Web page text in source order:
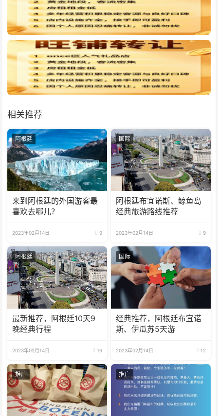
相关推荐
阿根廷
来到阿根廷的外国游客最
喜欢去哪儿？
2023年02月14日 9
国际
阿根廷布宜诺斯、鲸鱼岛
经典旅游路线推荐
2023年02月14日 9
阿根廷
最新推荐，阿根廷10天9
晚经典行程
2023年02月14日 16
国际
经典推荐，阿根廷布宜诺
斯、伊瓜苏5天游
2023年02月14日 12
推广 推广